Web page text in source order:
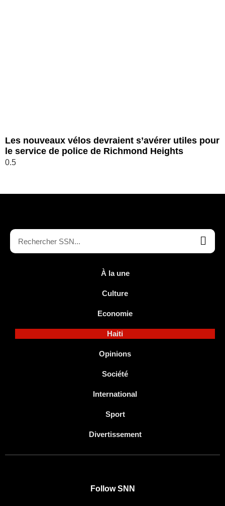
Les nouveaux vélos devraient s’avérer utiles pour
le service de police de Richmond Heights
À la une
Culture
Economie
Haiti
Opinions
Société
International
Sport
Divertissement
Follow SNN